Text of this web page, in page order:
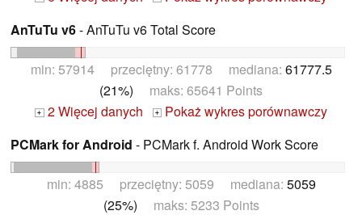
AnTuTu v6- AnTuTu v6 Total Score
min: 57914 przeciętny: 61778 mediana: 61777.5
(21%) maks: 65641 Points
+ 2 Więcej danych +
Pokaż wykres porównawczy
PCMark for Android - PCMark f. Android Work Score
min: 4885 przeciętny: 5059 mediana: 5059
(25%) maks: 5233 Points